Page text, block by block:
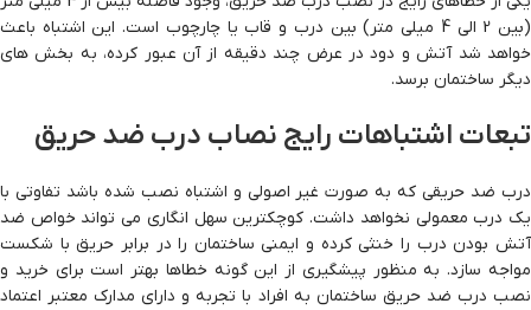
(بین 2 الی 4 میلی متر) بین درب و قاب یا چارچوب است. این اشتباه باعث
خواهد شد آتش و دود در عرض چند دقیقه از آن عبور کرده، به بخش های
دیگر ساختمان برسد.
تبعات اشتباهات رایج نصاب درب ضد حریق
درب ضد حریقی که به صورت غیر اصولی و اشتباه نصب شده باشد تفاوتی با
یک درب معمولی نخواهد داشت. کوچکترین سهل انگاری می تواند خواص ضد
آتش بودن درب را خنثی کرده و ایمنی ساختمان را در برابر حریق با شکست
مواجه سازد. به منظور پیشگیری از این گونه خطاها بهتر است برای خرید و
نصب درب ضد حریق ساختمان به افراد با تجربه و دارای مدارک معتبر اعتماد